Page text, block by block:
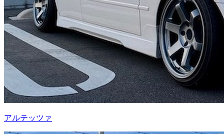
アルテッツァ